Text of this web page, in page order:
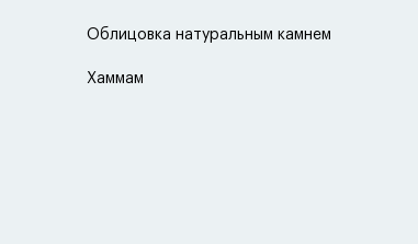
Облицовка натуральным камнем
Хаммам